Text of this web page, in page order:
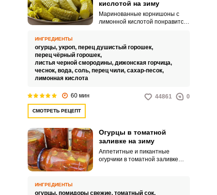
кислотой на зиму
Маринованные корнишоны с
лимонной кислотой понравится
маринованные огурчики с
лимонной кислотой является
отличным вариантом для тех,
кто любит побаловать себя
благодаря лимонной кислоте
огурцы вкусные, хрустящие и ,в
ИНГРЕДИЕНТЫ
огурцы, укроп, перец душистый горошек,
перец чёрный горошек,
листья черной смородины, дижонская горчица,
чеснок, вода, соль, перец чили, сахар-песок,
лимонная кислота
60 мин 44861 0
СМОТРЕТЬ РЕЦЕПТ
Огурцы в томатной
заливке на зиму
Аппетитные и пикантные
огурчики в томатной заливке
огурчики станут прекрасной
ИНГРЕДИЕНТЫ
огурцы, помидоры свежие, томатный сок,